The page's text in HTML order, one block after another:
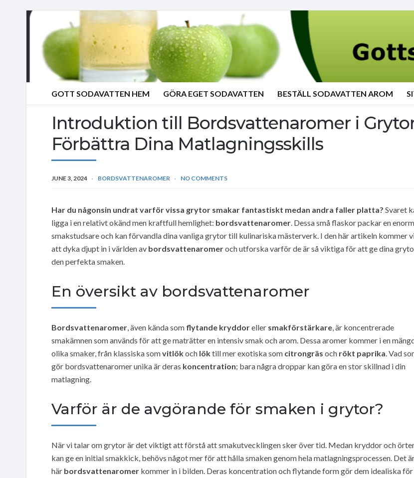
GOTT SODAVATTEN HEM GÖRA EGET SODAVATTEN BESTÄLL SODAVATTEN AROM
Introduktion till Bordsvattenaromer i
Förbättra Dina Matlagningsskills
JUNE 3, 2024 BORDSVATTENAROMER NO COMMENTS
Har du någonsin undrat varför vissa grytor smakar fantastiskt medan andra faller platta? Svaret
ligga i en relativt okänd men kraftfull hemlighet: bordsvattenaromer. Dessa små flaskor packar en enorm
smakstudsare och kan förvandla dina vanliga grytor till kulinariska mästerverk. I den här artikeln kommer
att dyka djupt in i världen av bordsvattenaromeroch utforska varför de är så viktiga för att ge dina
den perfekta smaken.
En översikt av bordsvattenaromer
Bordsvattenaromer, även kända som flytande kryddoreller smakförstärkare, är koncentrerade
smakämnen som används för att ge maträtter en intensiv smak och arom. Dessa aromer kommer i en
olika smaker, från klassiska somvitlökoch löktill mer exotiska som citrongräs och rökt paprika. Vad
gör bordsvattenaromer unika är deras koncentration; bara några droppar kan göra en stor skillnad i din
matlagning.
Varför är de avgörande för smaken i grytor?
När vi talar om grytor är det viktigt att förstå att smakutvecklingen sker över tid. Medan kryddor och
kan ge en initial smakkick, behövs något mer för att hålla smaken genom hela matlagningsprocessen. Det
här bordsvattenaromer kommer in i bilden. Deras koncentration och flytande form gör dem idealiska för